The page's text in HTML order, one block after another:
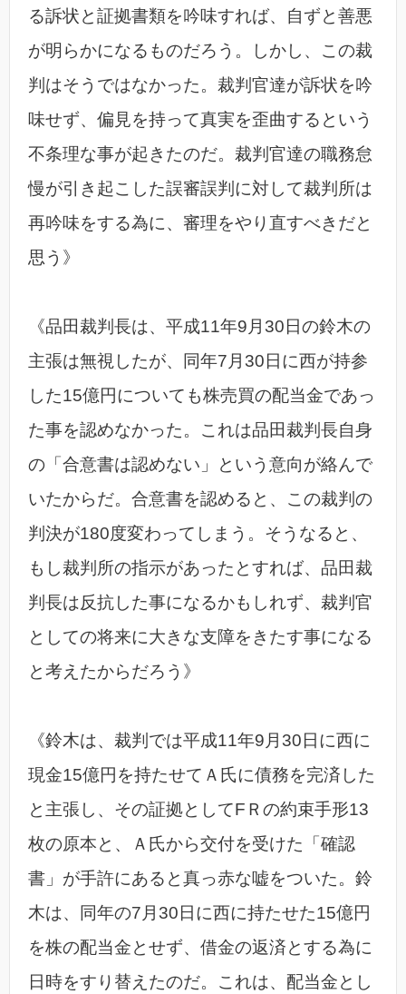
る訴状と証拠書類を吟味すれば、自ずと善悪
が明らかになるものだろう。しかし、この裁
判はそうではなかった。裁判官達が訴状を吟
味せず、偏見を持って真実を歪曲するという
不条理な事が起きたのだ。裁判官達の職務怠
慢が引き起こした誤審誤判に対して裁判所は
再吟味をする為に、審理をやり直すべきだと
思う》
《品田裁判長は、平成11年9月30日の鈴木の
主張は無視したが、同年7月30日に西が持参
した15億円についても株売買の配当金であっ
た事を認めなかった。これは品田裁判長自身
の「合意書は認めない」という意向が絡んで
いたからだ。合意書を認めると、この裁判の
判決が180度変わってしまう。そうなると、
もし裁判所の指示があったとすれば、品田裁
判長は反抗した事になるかもしれず、裁判官
としての将来に大きな支障をきたす事になる
と考えたからだろう》
《鈴木は、裁判では平成11年9月30日に西に
現金15億円を持たせてＡ氏に債務を完済した
と主張し、その証拠としてFＲの約束手形13
枚の原本と、Ａ氏から交付を受けた「確認
書」が手許にあると真っ赤な嘘をついた。鈴
木は、同年の7月30日に西に持たせた15億円
を株の配当金とせず、借金の返済とする為に
日時をすり替えたのだ。これは、配当金とし